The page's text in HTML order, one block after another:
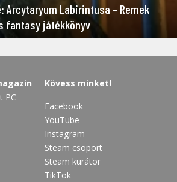
Arcytaryum Labirintusa – Remek
fantasy játékkönyv
PC
Kövess minket!
Facebook
YouTube
Instagram
Steam csoport
Steam kurátor
TikTok